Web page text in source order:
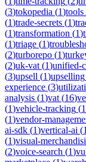
(3)tokopedia (1)tools
(1)trade-secrets (1)
(1)transformation (1)
(1)triage (1)
(2)turborepo (1)
(2)uk-vat (1)unified-
(3)upsell (1)upselling
experience (3)
analysis (1)vat (16)
(1)vehicle-tracking (1
(1)vendor-
ai-sdk (1)vertical-ai (1
(1)visual-
(2)voice-search (1)